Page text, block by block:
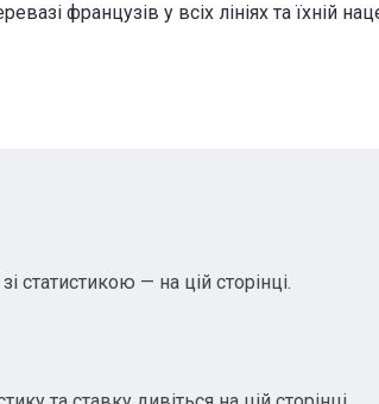
французів у всіх лініях та їхній
— на цій сторінці.